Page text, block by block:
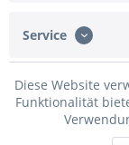
Infos zum
Folgende Infos
Zubehör 2
Service
Diese Website
Funktionalität